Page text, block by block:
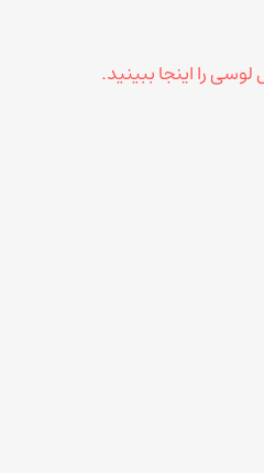
را اینجا ببینید.